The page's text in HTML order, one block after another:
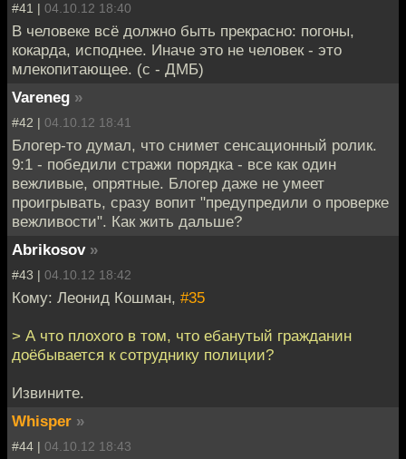
#41 | 04.10.12 18:40
В человеке всё должно быть прекрасно: погоны,
кокарда, исподнее. Иначе это не человек - это
млекопитающее. (с - ДМБ)
Vareneg »
#42 | 04.10.12 18:41
Блогер-то думал, что снимет сенсационный ролик.
9:1 - победили стражи порядка - все как один
вежливые, опрятные. Блогер даже не умеет
проигрывать, сразу вопит "предупредили о проверке
вежливости". Как жить дальше?
Abrikosov »
#43 | 04.10.12 18:42
Кому: Леонид Кошман, #35
> А что плохого в том, что ебанутый гражданин
доёбывается к сотруднику полиции?
Извините.
Whisper »
#44 | 04.10.12 18:43